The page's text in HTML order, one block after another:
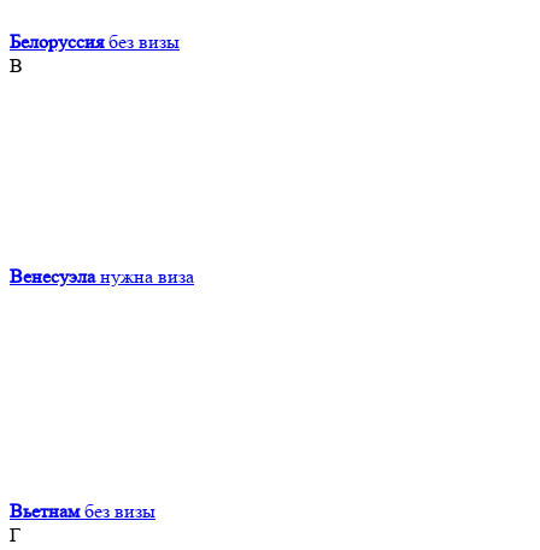
Белоруссия без визы
В
Венесуэла нужна виза
Вьетнам без визы
Г